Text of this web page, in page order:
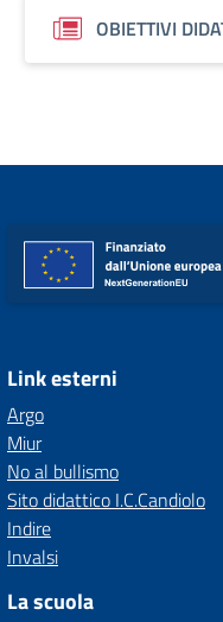
OBIETTIVI
Link esterni
Argo
Miur
No al bullismo
Sito didattico I.C.Candiolo
Indire
Invalsi
La scuola